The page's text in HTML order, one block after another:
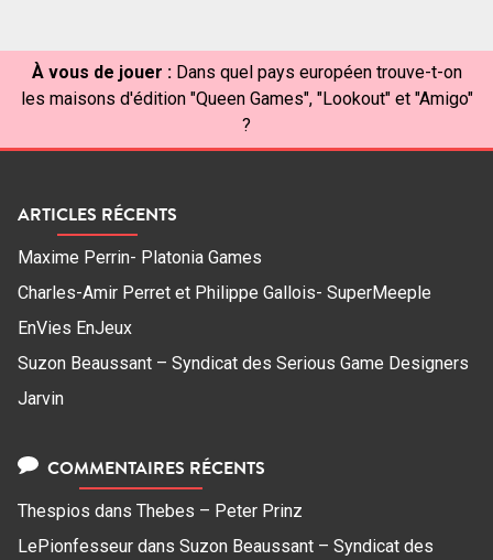
À vous de jouer : Dans quel pays européen trouve-t-on
les maisons d'édition "Queen Games", "Lookout" et "Amigo"
?
ARTICLES RÉCENTS
Maxime Perrin- Platonia Games
Charles-Amir Perret et Philippe Gallois- SuperMeeple
EnVies EnJeux
Suzon Beaussant – Syndicat des Serious Game Designers
Jarvin
COMMENTAIRES RÉCENTS
Thespios dans Thebes – Peter Prinz
LePionfesseur dans Suzon Beaussant – Syndicat des